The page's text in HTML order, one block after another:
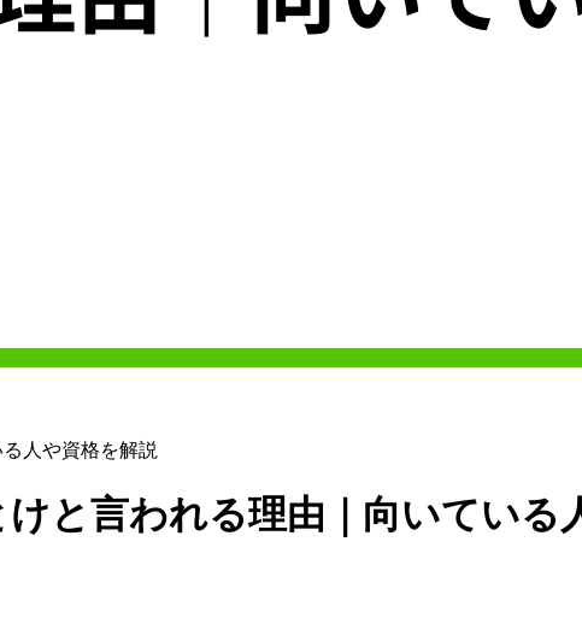
人や資格を解説
と言われる理由｜向いている